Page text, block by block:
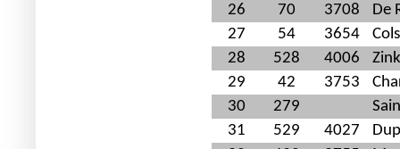
26
70 3708
De
27
54 3654
28
528 4006
29
42 3753
30
279
31
529 4027